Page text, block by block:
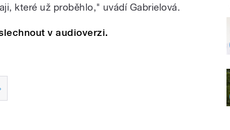
které už proběhlo," uvádí Gabrielová.
v audioverzi.